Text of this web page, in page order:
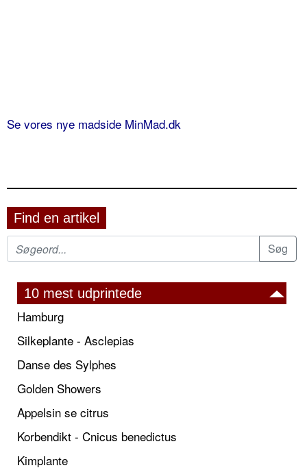
Se vores nye madside MinMad.dk
Find en artikel
10 mest udprintede
Hamburg
Silkeplante - Asclepias
Danse des Sylphes
Golden Showers
Appelsin se citrus
Korbendikt - Cnicus benedictus
Kimplante